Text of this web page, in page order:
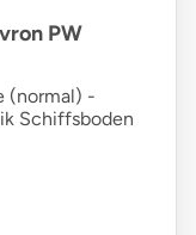
PW
(normal) -
Schiffsboden